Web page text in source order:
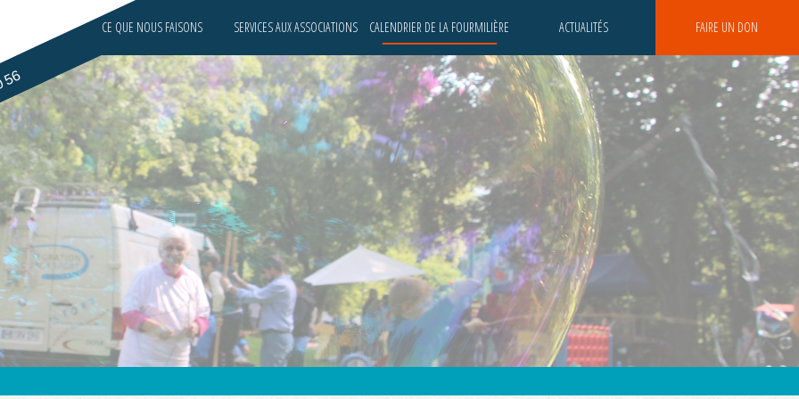
CE QUE NOUS FAISONS SERVICES AUX ASSOCIATIONS CALENDRIER DE LA FOURMILIÈRE ACTUALITÉS FAIRE UN DON